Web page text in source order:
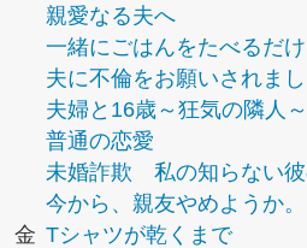
親愛なる夫へ
一緒にごはんをたべるだけ
夫に不倫をお願いされま
夫婦と16歳～狂気の隣人～
普通の恋愛
未婚詐欺 私の知らない
今から、親友やめようか。
金 Tシャツが乾くまで